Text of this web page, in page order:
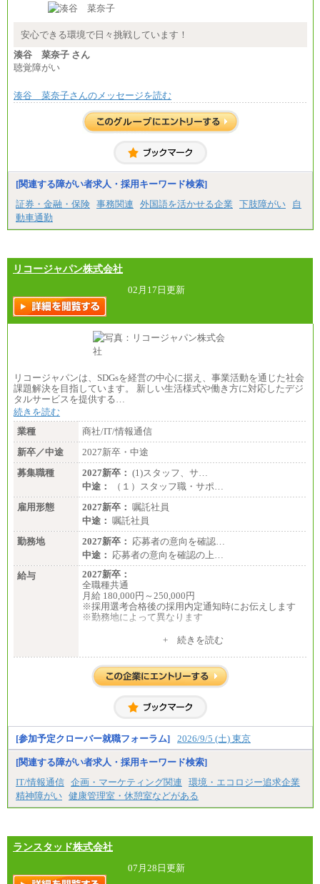
◆正社員/基幹職
〈東京・神奈川〉月給219,000 円～ 〈大阪・兵庫〉
〈愛知〉月給194,500 円～ 〈福岡〉月給185,000 円～
・試用期間中も給与変更なし
月給187,500円～(※1)、184,000円～(※2)、180,500円
～(※3)、170,500～(※4)、168,000円～（※5）
※1…東京都、埼玉県、千葉県、神奈川県
※2…大阪府、京都府、兵庫県、滋賀県
※4…北海道、宮城県、栃木県、群馬県、長野県、新
香川県、福岡県
※5…青森県、鳥取県、島根県、愛媛県、高知県、大
分県、長崎県、熊本県、宮崎県、鹿児島県、沖縄
県、福島県、山形県
◆パート・アルバイト
【エアサーブ】
・試用期間中も給与変更なし
安心できる環境で日々挑戦しています！
湊谷 菜奈子 さん
聴覚障がい
湊谷 菜奈子さんのメッセージを読む
[関連する障がい者求人・採用キーワード検索]
証券・金融・保険 事務関連 外国語を活かせる企業 下肢障がい
自
動車通勤
リコージャパン株式会社
02月17日更新
リコージャパンは、SDGsを経営の中心に据え、事業活動を通じた社会
課題解決を目指しています。 新しい生活様式や働き方に対応したデジ
タルサービスを提供する…
続きを読む
業種
商社/IT/情報通信
新卒／中途
2027新卒・中途
募集職種
2027新卒： (1)スタッフ、サ…
中途：
（１）スタッフ職・サポ…
雇用形態
2027新卒： 嘱託社員
中途： 嘱託社員
勤務地
2027新卒： 応募者の意向を確認…
中途： 応募者の意向を確認の上…
給与
2027新卒：
全職種共通
月給 180,000円～250,000円
※採用選考合格後の採用内定通知時にお伝えします
※勤務地によって異なります
月給 200,000円～250,000円
入社時の処遇は経験・能力を考慮の上、当社規程に
より決定します。
お伝えします。
+ 続きを読む
[参加予定クローバー就職フォーラム] 2026/9/5 (土) 東京
[関連する障がい者求人・採用キーワード検索]
IT/情報通信 企画・マーケティング関連
環境・エコロジー追求企業
精神障がい 健康管理室・休憩室などがある
ランスタッド株式会社
07月28日更新